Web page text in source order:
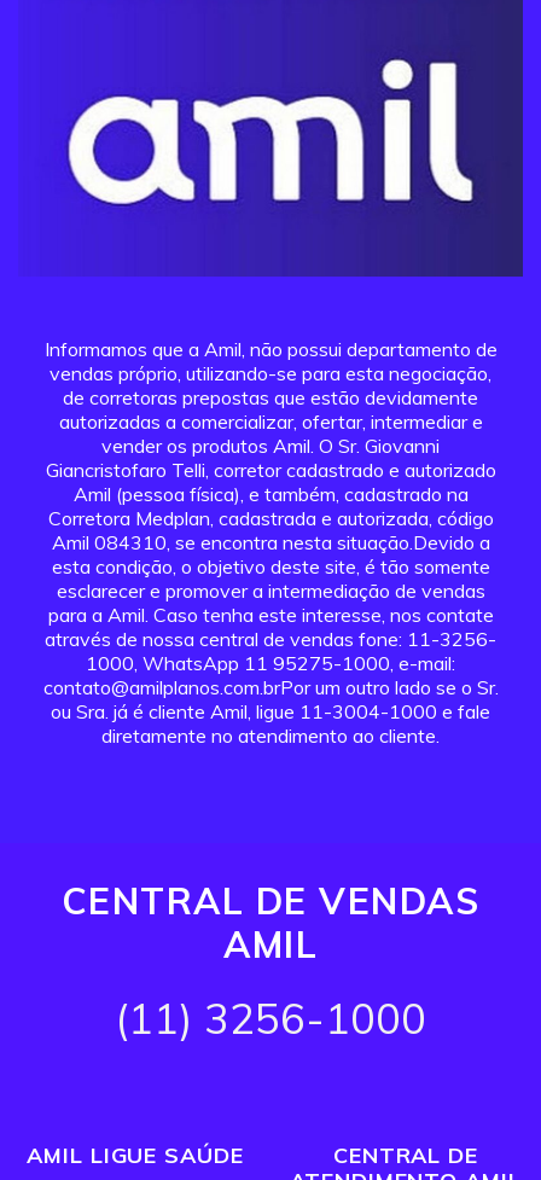
Informamos que a Amil, não possui departamento de
vendas próprio, utilizando-se para esta negociação,
de corretoras prepostas que estão devidamente
autorizadas a comercializar, ofertar, intermediar e
vender os produtos Amil. O Sr. Giovanni
Giancristofaro Telli, corretor cadastrado e autorizado
Amil (pessoa física), e também, cadastrado na
Corretora Medplan, cadastrada e autorizada, código
Amil 084310, se encontra nesta situação.Devido a
esta condição, o objetivo deste site, é tão somente
esclarecer e promover a intermediação de vendas
para a Amil. Caso tenha este interesse, nos contate
através de nossa central de vendas fone: 11-3256-
1000, WhatsApp 11 95275-1000, e-mail:
contato@amilplanos.com.brPor um outro lado se o Sr.
ou Sra. já é cliente Amil, ligue 11-3004-1000 e fale
diretamente no atendimento ao cliente.
CENTRAL DE VENDAS
AMIL
(11) 3256-1000
AMIL LIGUE SAÚDE
CENTRAL DE